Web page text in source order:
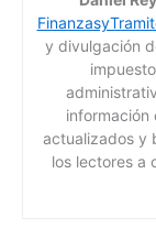
y divulgación
información
actualizados y
los lectores a